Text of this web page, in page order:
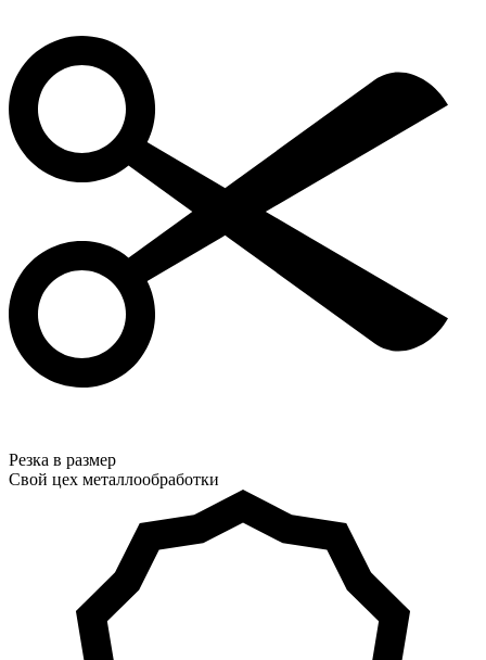
Резка в размер
Свой цех металлообработки